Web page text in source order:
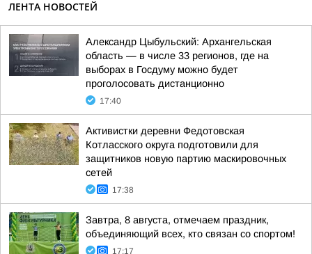
ЛЕНТА НОВОСТЕЙ
Александр Цыбульский: Архангельская
область — в числе 33 регионов, где на
выборах в Госдуму можно будет
проголосовать дистанционно
17:40
Активистки деревни Федотовская
Котласского округа подготовили для
защитников новую партию маскировочных
сетей
17:38
Завтра, 8 августа, отмечаем праздник,
объединяющий всех, кто связан со спортом!
17:17